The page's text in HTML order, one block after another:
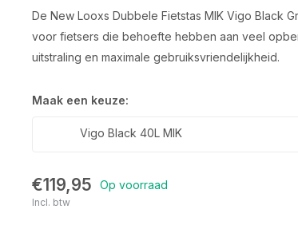
De New Looxs Dubbele Fietstas MIK Vigo Black
voor fietsers die behoefte hebben aan veel
uitstraling en maximale gebruiksvriendelijkheid.
Maak een keuze:
Vigo Black 40L MIK
€119,95 Op voorraad
Incl. btw